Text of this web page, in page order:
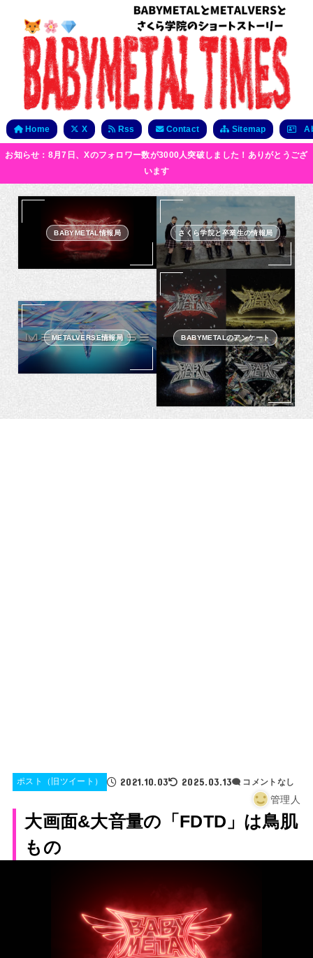
Home X Rss Contact Sitemap
お知らせ：8月7日、Xのフォロワー数が3000人突破しました！ありがとうござ
います
BABYMETAL情報局 さくら学院と卒業生の情報局
METALVERSE情報局 BABYMETALのアンケート
ポスト（旧ツイート） 2021.10.03 2025.03.13 コメントなし
管理人
大画面&大音量の「FDTD」は鳥肌
もの